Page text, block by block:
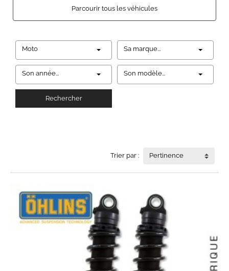
Parcourir tous les véhicules
Moto Sa marque...
Son année... Son modèle...
Rechercher
Trier par : Pertinence